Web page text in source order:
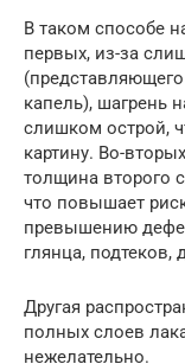
В таком способе
первых, из-за
капель), шагрень
слишком острой,
картину. Во-
толщина второго
что повышает
превышению
глянца, подтеков,
Другая
полных слоев
нежелательно.